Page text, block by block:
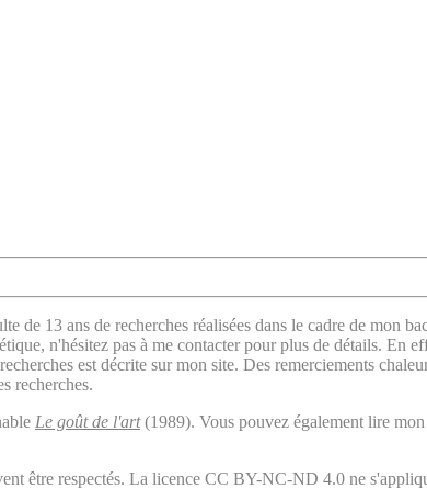
13 ans de recherches réalisées dans le cadre de mon
n'hésitez pas à me contacter pour plus de détails. En
est décrite sur mon site. Des remerciements
recherches.
Le goût de l'art(1989). Vous pouvez également lire mon
être respectés. La licence CC BY-NC-ND 4.0 ne